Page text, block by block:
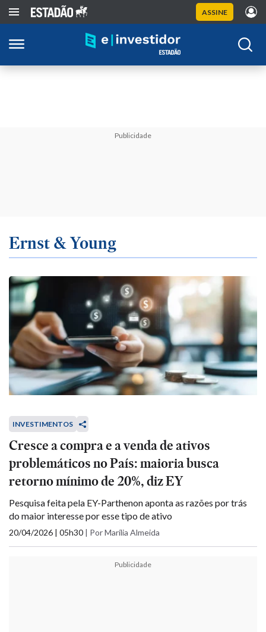
ASSINE
Publicidade
Ernst & Young
INVESTIMENTOS
Cresce a compra e a venda de ativos
problemáticos no País: maioria busca
retorno mínimo de 20%, diz EY
Pesquisa feita pela EY-Parthenon aponta as razões por trás
do maior interesse por esse tipo de ativo
20/04/2026 | 05h30 | Por Marília Almeida
Publicidade